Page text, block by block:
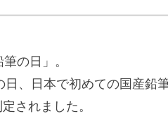
の日」。
日、日本で初めての国産鉛
されました。